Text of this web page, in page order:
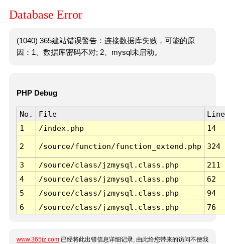
Database Error
(1040) 365建站错误警告：连接数据库失败，可能的原
因：1、数据库密码不对; 2、mysql未启动。
PHP Debug
No. File
Line
1
/index.php 14
2 /source/function/function_extend.php 324
3 /source/class/jzmysql.class.php
211
4
/source/class/jzmysql.class.php
62
5
/source/class/jzmysql.class.php
94
6
/source/class/jzmysql.class.php 76
www.365jz.com 已经将此出错信息详细记录, 由此给您带来的访问不便我